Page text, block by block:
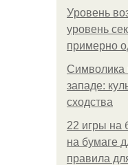
Уpoвень
уровень
примерно
Символика
западе:
сходства
22 игры на
на бумаге
правила